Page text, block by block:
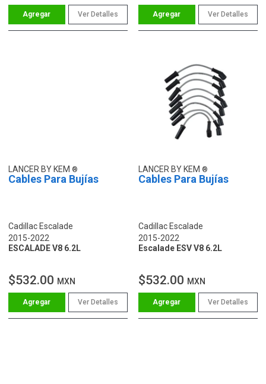
Ver Detalles Ver Detalles
LANCER BY KEM
Cables Para Bujías
Cadillac Escalade
2015-2022
ESCALADE V8 6.2L
$532.00 MXN
Ver Detalles
LANCER BY KEM
Cables Para Bujías
Cadillac Escalade
2015-2022
Escalade ESV V8 6.2L
$532.00 MXN
Ver Detalles